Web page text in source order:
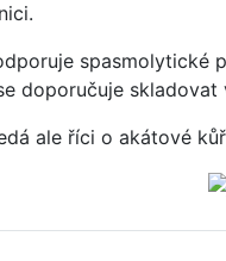
spasmolytické
doporučuje
ale říci o akátové